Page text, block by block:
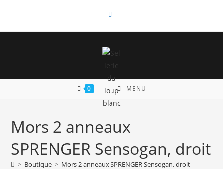
content
0 MENU
Mors 2 anneaux
SPRENGER Sensogan, droit
> Boutique > Mors 2 anneaux SPRENGER Sensogan, droit